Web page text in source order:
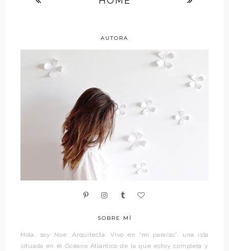
AUTORA
SOBRE MÍ
Hola, soy Noe. Arquitecta. Vivo en “mi paraíso”, una isla
situada en el Océano Atlántico de la que estoy completa y